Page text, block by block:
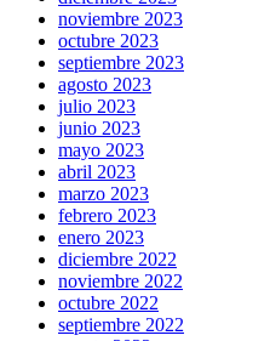
noviembre 2023
octubre 2023
septiembre 2023
agosto 2023
julio 2023
junio 2023
mayo 2023
abril 2023
marzo 2023
febrero 2023
enero 2023
diciembre 2022
noviembre 2022
octubre 2022
septiembre 2022